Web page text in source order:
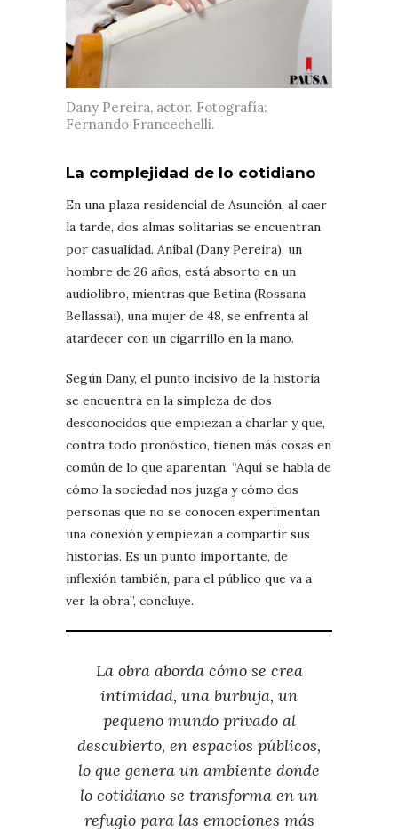
Dany Pereira, actor. Fotografía:
Fernando Francechelli.
La complejidad de lo cotidiano
En una plaza residencial de Asunción, al caer
la tarde, dos almas solitarias se encuentran
por casualidad. Aníbal (Dany Pereira), un
hombre de 26 años, está absorto en un
audiolibro, mientras que Betina (Rossana
Bellassai), una mujer de 48, se enfrenta al
atardecer con un cigarrillo en la mano.
Según Dany, el punto incisivo de la historia
se encuentra en la simpleza de dos
desconocidos que empiezan a charlar y que,
contra todo pronóstico, tienen más cosas en
común de lo que aparentan. “Aquí se habla de
cómo la sociedad nos juzga y cómo dos
personas que no se conocen experimentan
una conexión y empiezan a compartir sus
historias. Es un punto importante, de
inflexión también, para el público que va a
ver la obra”, concluye.
La obra aborda cómo se crea
intimidad, una burbuja, un
pequeño mundo privado al
descubierto, en espacios públicos,
lo que genera un ambiente donde
lo cotidiano se transforma en un
refugio para las emociones más